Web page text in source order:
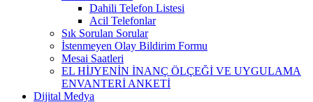
Dahili Telefon Listesi
Acil Telefonlar
Sık Sorulan Sorular
İstenmeyen Olay Bildirim Formu
Mesai Saatleri
EL HİJYENİN İNANÇ ÖLÇEĞİ VE UYGULAMA
ENVANTERİ ANKETİ
Dijital Medya